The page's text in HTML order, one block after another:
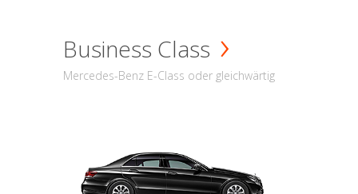
Business Class
Mercedes-Benz E-Class oder gleichwärtig